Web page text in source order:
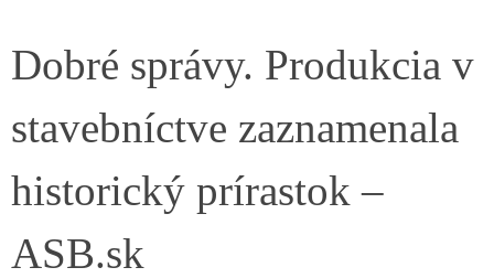
Dobré správy. Produkcia v
stavebníctve zaznamenala
historický prírastok –
ASB.sk